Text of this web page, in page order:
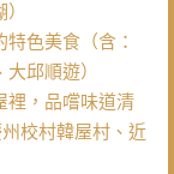
色美食（含：
邱順遊）
裡，品嚐味道清
校村韓屋村、近